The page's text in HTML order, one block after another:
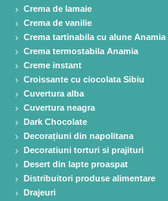
Crema de lamaie
Crema de vanilie
Crema tartinabila cu alune Anamia
Crema termostabila Anamia
Creme instant
Croissante cu ciocolata Sibiu
Cuvertura alba
Cuvertura neagra
Dark Chocolate
Decorațiuni din napolitana
Decoratiuni torturi si prajituri
Desert din lapte proaspat
Distribuitori produse alimentare
Drajeuri